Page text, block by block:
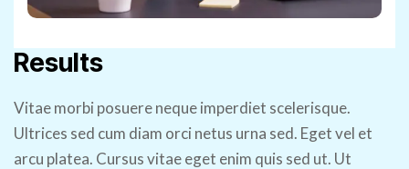
Results
Vitae morbi posuere neque imperdiet scelerisque.
Ultrices sed cum diam orci netus urna sed. Eget vel et
arcu platea. Cursus vitae eget enim quis sed ut. Ut